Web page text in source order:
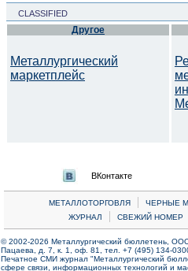
CLASSIFIED
Другое
Металлургический
маркетплейс
ВКонтакте
МЕТАЛЛОТОРГОВЛЯ | ЧЕРНЫЕ
ЖУРНАЛ
| СВЕЖИЙ НОМЕР
© 2002-2026 Металлургический бюллетень,
Пацаева, д. 7, к. 1, оф. 81, тел. +7 (495) 134-
Печатное СМИ журнал "Металлургический
сфере связи, информационных технологий и